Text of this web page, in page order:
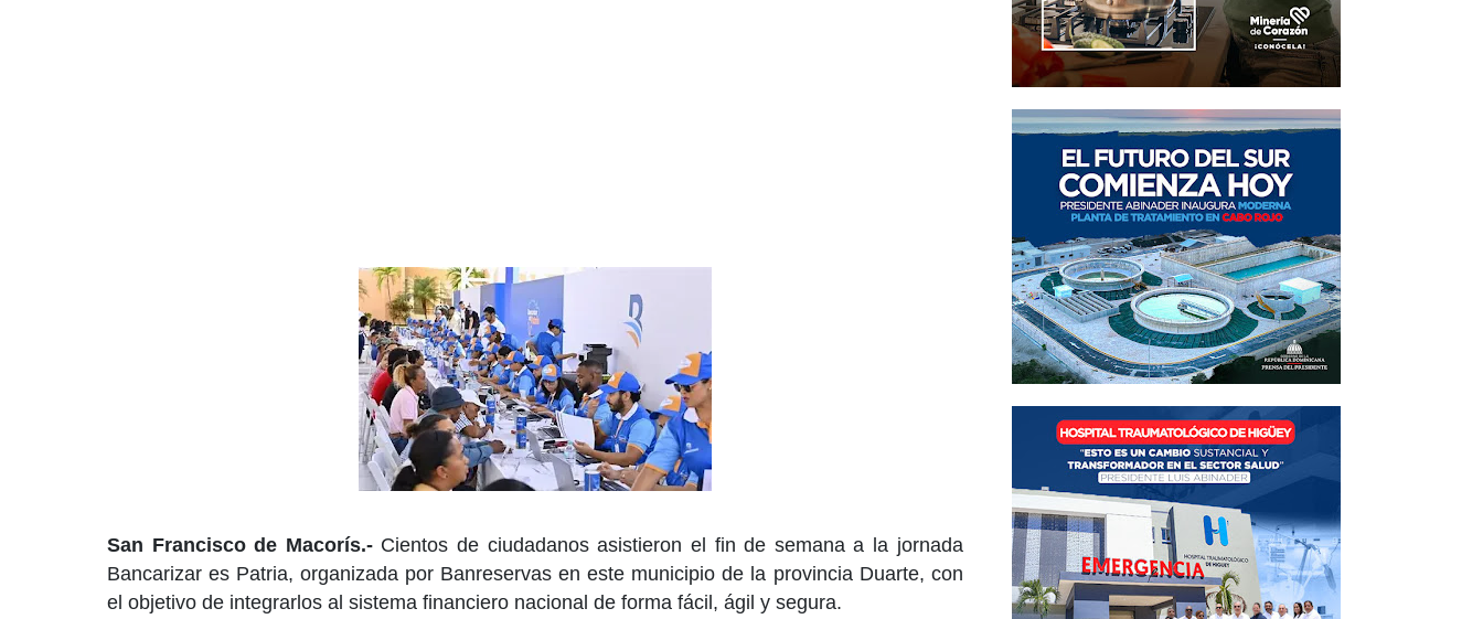
San Francisco de Macorís.- Cientos de ciudadanos asistieron el fin de semana a la jornada
Bancarizar es Patria, organizada por Banreservas en este municipio de la provincia Duarte, con
el objetivo de integrarlos al sistema financiero nacional de forma fácil, ágil y segura.